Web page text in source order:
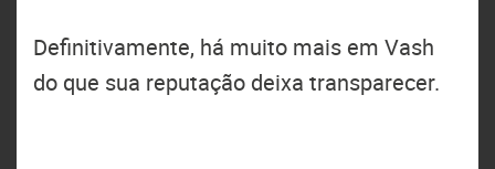
Definitivamente, há muito mais em Vash
do que sua reputação deixa transparecer.